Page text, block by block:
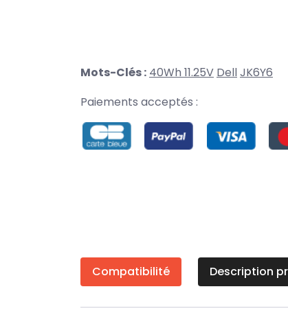
Mots-Clés : 40Wh 11.25V DellJK6Y6
Paiements acceptés :
Compatibilité Description